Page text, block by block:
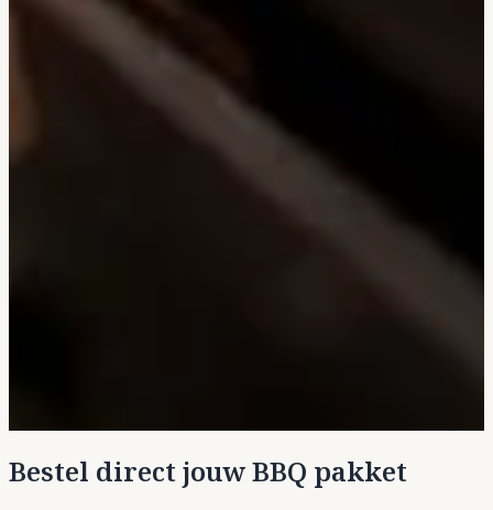
Bestel direct jouw BBQ pakket